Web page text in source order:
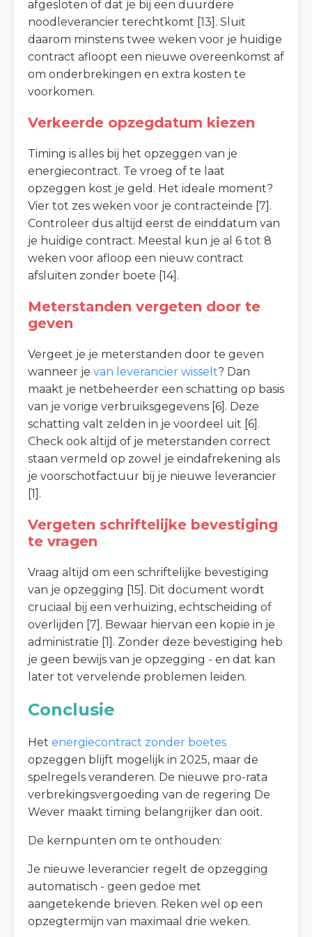
afgesloten of dat je bij een duurdere
noodleverancier terechtkomt [13]. Sluit
daarom minstens twee weken voor je huidige
contract afloopt een nieuwe overeenkomst af
om onderbrekingen en extra kosten te
voorkomen.
Verkeerde opzegdatum kiezen
Timing is alles bij het opzeggen van je
energiecontract. Te vroeg of te laat
opzeggen kost je geld. Het ideale moment?
Vier tot zes weken voor je contracteinde [7].
Controleer dus altijd eerst de einddatum van
je huidige contract. Meestal kun je al 6 tot 8
weken voor afloop een nieuw contract
afsluiten zonder boete [14].
Meterstanden vergeten door te
geven
Vergeet je je meterstanden door te geven
wanneer je van leverancier wisselt? Dan
maakt je netbeheerder een schatting op basis
van je vorige verbruiksgegevens [6]. Deze
schatting valt zelden in je voordeel uit [6].
Check ook altijd of je meterstanden correct
staan vermeld op zowel je eindafrekening als
je voorschotfactuur bij je nieuwe leverancier
[1].
Vergeten schriftelijke bevestiging
te vragen
Vraag altijd om een schriftelijke bevestiging
van je opzegging [15]. Dit document wordt
cruciaal bij een verhuizing, echtscheiding of
overlijden [7]. Bewaar hiervan een kopie in je
administratie [1]. Zonder deze bevestiging heb
je geen bewijs van je opzegging - en dat kan
later tot vervelende problemen leiden.
Conclusie
Het energiecontract zonder boetes
opzeggen blijft mogelijk in 2025, maar de
spelregels veranderen. De nieuwe pro-rata
verbrekingsvergoeding van de regering De
Wever maakt timing belangrijker dan ooit.
De kernpunten om te onthouden:
Je nieuwe leverancier regelt de opzegging
automatisch - geen gedoe met
aangetekende brieven. Reken wel op een
opzegtermijn van maximaal drie weken.